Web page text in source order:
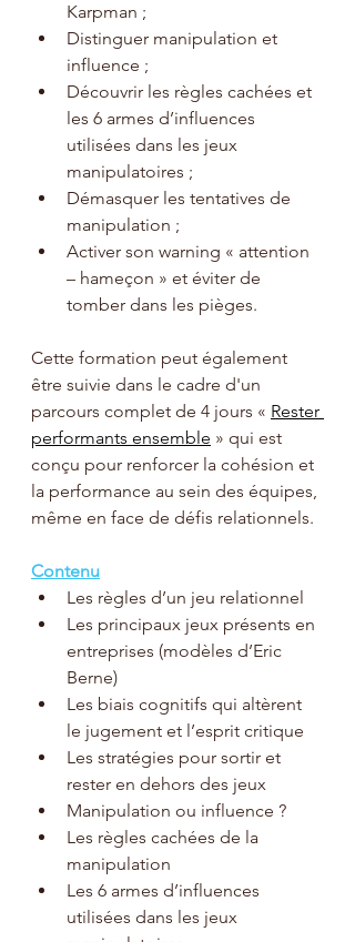
Karpman ;
Distinguer manipulation et
influence ;
Découvrir les règles cachées et
les 6 armes d’influences
utilisées dans les jeux
manipulatoires ;
Démasquer les tentatives de
manipulation ;
Activer son warning « attention
– hameçon » et éviter de
tomber dans les pièges.
Cette formation peut également
être suivie dans le cadre d'un
parcours complet de 4 jours « Rester
performants ensemble » qui est
conçu pour renforcer la cohésion et
la performance au sein des équipes,
même en face de défis relationnels.
Contenu
Les règles d’un jeu relationnel
Les principaux jeux présents en
entreprises (modèles d’Eric
Berne)
Les biais cognitifs qui altèrent
le jugement et l’esprit critique
Les stratégies pour sortir et
rester en dehors des jeux
Manipulation ou influence ?
Les règles cachées de la
manipulation
Les 6 armes d’influences
utilisées dans les jeux